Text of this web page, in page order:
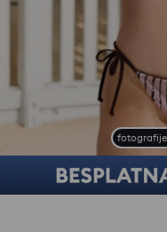
fotografije